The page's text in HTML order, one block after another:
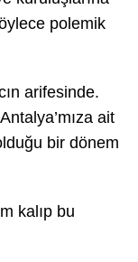
polemik
arifesinde.
ait
bir dönem
kalıp bu